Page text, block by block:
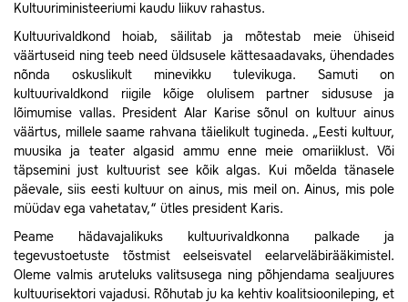
Kultuuriministeeriumi kaudu liikuv rahastus.
Kultuurivaldkond hoiab, säilitab ja mõtestab meie ühiseid
väärtuseid ning teeb need üldsusele kättesaadavaks, ühendades
nõnda oskuslikult minevikku tulevikuga. Samuti on
kultuurivaldkond riigile kõige olulisem partner sidususe ja
lõimumise vallas. President Alar Karise sõnul on kultuur ainus
väärtus, millele saame rahvana täielikult tugineda. „Eesti kultuur,
muusika ja teater algasid ammu enne meie omariiklust. Või
täpsemini just kultuurist see kõik algas. Kui mõelda tänasele
päevale, siis eesti kultuur on ainus, mis meil on. Ainus, mis pole
müüdav ega vahetatav,“ ütles president Karis.
Peame hädavajalikuks kultuurivaldkonna palkade ja
tegevustoetuste tõstmist eelseisvatel eelarveläbirääkimistel.
Oleme valmis aruteluks valitsusega ning põhjendama sealjuures
kultuurisektori vajadusi. Rõhutab ju ka kehtiv koalitsioonileping, et